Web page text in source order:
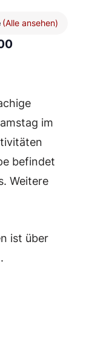
(Alle ansehen)
im
befindet
Weitere
ist über